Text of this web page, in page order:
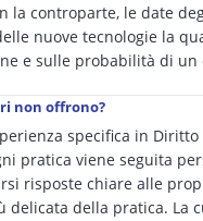
la controparte, le date
nuove tecnologie la
e sulle probabilità di un
non offrono?
specifica in
pratica viene seguita
risposte chiare alle
della pratica. La